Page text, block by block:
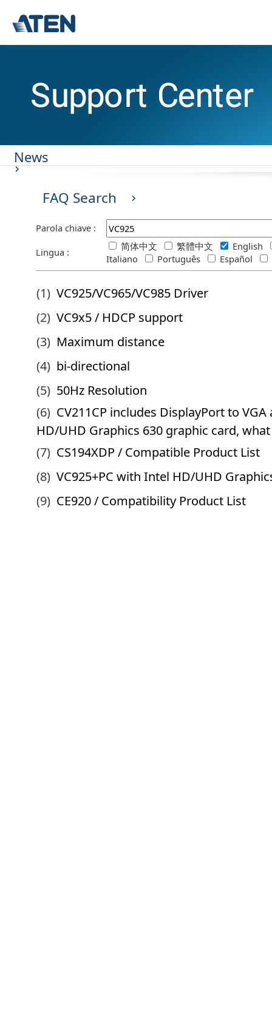
News
FAQ Search
Parola chiave :
Lingua :
简体中文 繁體中文
English
Italiano
Português Español